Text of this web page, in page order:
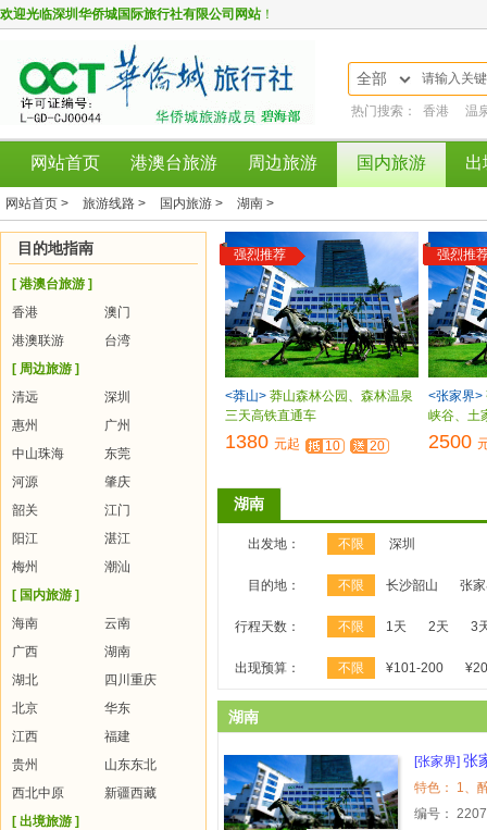
欢迎光临深圳华侨城国际旅行社有限公司网站！
全部
热门搜索： 香港 温
网站首页 港澳台旅游 周边旅游 国内旅游 出
网站首页 > 旅游线路 > 国内旅游 > 湖南 >
目的地指南
[ 港澳台旅游 ]
香港
澳门
港澳联游
台湾
[ 周边旅游 ]
清远
深圳
惠州
广州
中山珠海
东莞
河源
肇庆
韶关
江门
阳江
湛江
梅州
潮汕
[ 国内旅游 ]
海南
云南
广西
湖南
湖北
四川重庆
北京
华东
江西
福建
贵州
山东东北
西北中原
新疆西藏
[ 出境旅游 ]
强烈推荐
<莽山> 莽山森林公园、森林温泉
三天高铁直通车
1380 元起 10 20
强烈推
<张家界>
峡谷、土
2500
湖南
出发地： 不限 深圳
目的地： 不限 长沙韶山 张
行程天数： 不限 1天 2天 3
出现预算： 不限 ¥101-200
湖南
[张家界] 张
编号：